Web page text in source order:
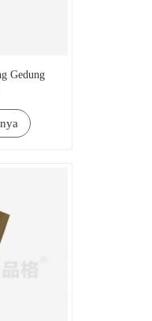
Gedung